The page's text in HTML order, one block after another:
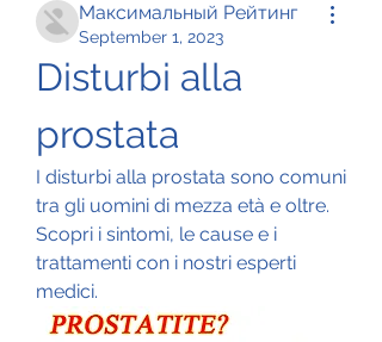
Максимальный Рейтинг
September 1, 2023
Disturbi alla
prostata
I disturbi alla prostata sono comuni
tra gli uomini di mezza età e oltre.
Scopri i sintomi, le cause e i
trattamenti con i nostri esperti
medici.